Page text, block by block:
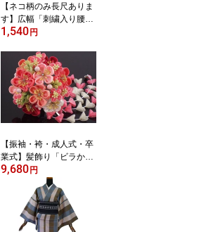
【ネコ柄のみ長尺ありま
す】広幅「刺繍入り腰紐
（うさぎ・まり・桜・ネ
1,540円
【振袖・袴・成人式・卒
業式】髪飾り「ビラかん
付きつまみかんざし（ピ
9,680円